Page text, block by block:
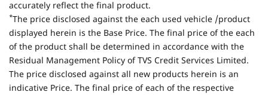
accurately reflect the final product.
*The price disclosed against the each used vehicle /product
displayed herein is the Base Price. The final price of the each
of the product shall be determined in accordance with the
Residual Management Policy of TVS Credit Services Limited.
The price disclosed against all new products herein is an
indicative Price. The final price of each of the respective